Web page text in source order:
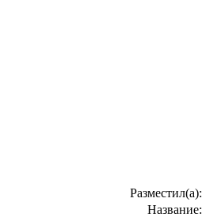
Разместил(а):
Название: